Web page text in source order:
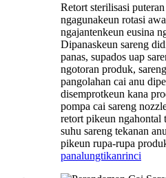
Retort sterilisasi
ngagunakeun rotasi
ngajantenkeun eusina
Dipanaskeun sareng
panas, supados uap
ngotoran produk,
pangolahan cai anu
disemprotkeun kana
pompa cai sareng
retort pikeun ngahontal
suhu sareng tekanan
pikeun rupa-rupa
panalungtikanrinci